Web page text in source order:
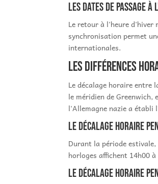
Les dates de passage
Le retour à l'heure d'hiver
synchronisation permet
internationales.
Les différences
Le décalage horaire entre
le méridien de
l'Allemagne nazie a établi
Le décalage horaire
Durant la période
horloges affichent 14h00
Le décalage horaire